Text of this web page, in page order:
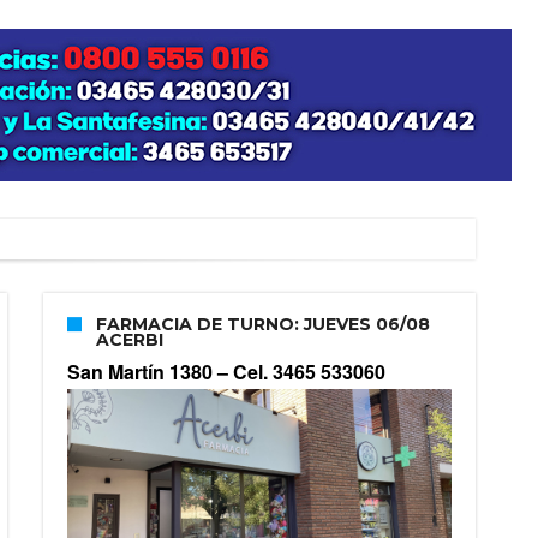
FARMACIA DE TURNO: JUEVES 06/08
ACERBI
San Martín 1380 –Cel. 3465 533060